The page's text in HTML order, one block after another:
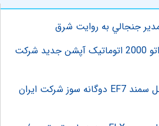
جنجالي به روایت شرق
معرفی و مشخصات سراتو 2000 اتوماتیک آپشن جدید شرکت
معرفی و مشخصات کامل سمند EF7 دوگانه سوز شرکت ایران